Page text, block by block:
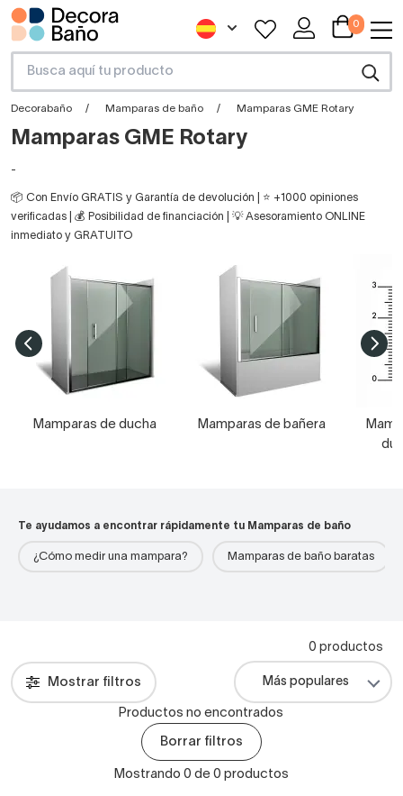
0
Decorabaño Mamparas de baño Mamparas GME Rotary
Mamparas GME Rotary
-
📦 Con Envío GRATIS y Garantía de devolución | ⭐ +1000 opiniones
verificadas | 💰 Posibilidad de financiación | 💡 Asesoramiento ONLINE
inmediato y GRATUITO
Mamparas de ducha Mamparas de bañera
Te ayudamos a encontrar rápidamente tu Mamparas de baño
¿Cómo medir una mampara? Mamparas de baño baratas
Mostrar filtros
0 productos
Productos no encontrados
Borrar filtros
Mostrando 0 de 0 productos